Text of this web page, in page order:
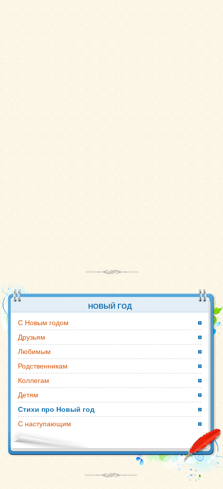
НОВЫЙ ГОД
С Новым годом
Друзьям
Любимым
Родственникам
Коллегам
Детям
Стихи про Новый год
С наступающим